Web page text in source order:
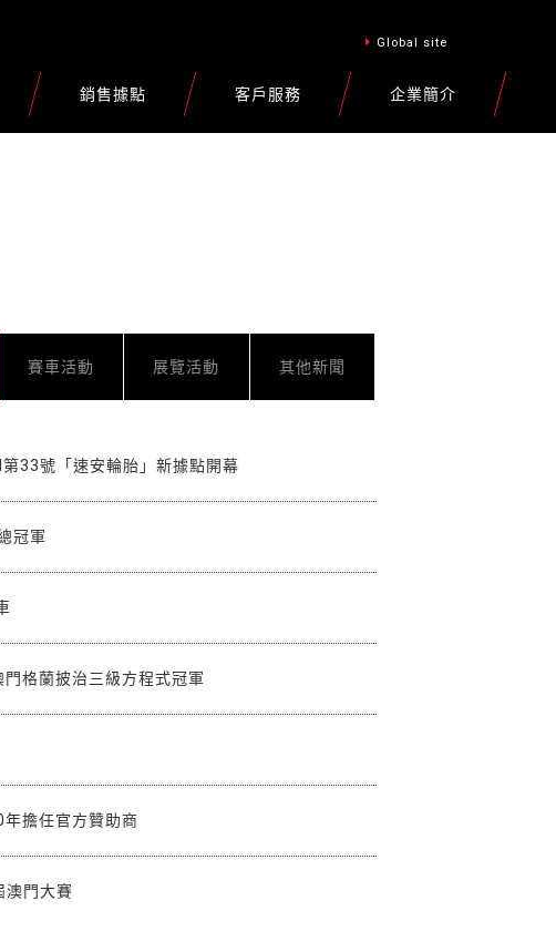
Global site
銷售據點 客戶服務 企業簡介
賽車活動 展覽活動 其他新聞
33號「速安輪胎」新據點開幕
冠軍
格蘭披治三級方程式冠軍
擔任官方贊助商
澳門大賽